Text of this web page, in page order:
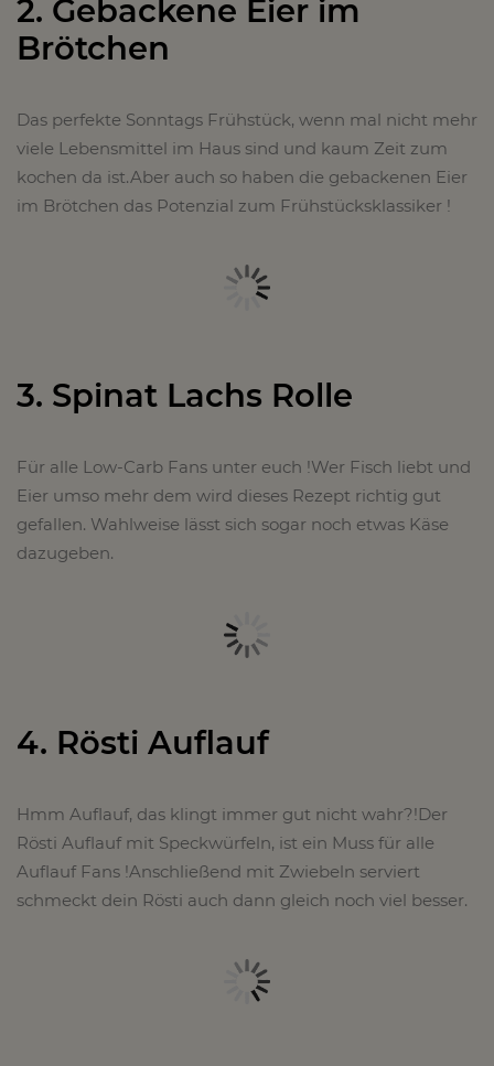
2. Gebackene Eier im
Brötchen
Das perfekte Sonntags Frühstück, wenn mal nicht mehr
viele Lebensmittel im Haus sind und kaum Zeit zum
kochen da ist.Aber auch so haben die gebackenen Eier
im Brötchen das Potenzial zum Frühstücksklassiker !
3. Spinat Lachs Rolle
Für alle Low-Carb Fans unter euch !Wer Fisch liebt und
Eier umso mehr dem wird dieses Rezept richtig gut
gefallen. Wahlweise lässt sich sogar noch etwas Käse
dazugeben.
4. Rösti Auflauf
Hmm Auflauf, das klingt immer gut nicht wahr?!Der
Rösti Auflauf mit Speckwürfeln, ist ein Muss für alle
Auflauf Fans !Anschließend mit Zwiebeln serviert
schmeckt dein Rösti auch dann gleich noch viel besser.